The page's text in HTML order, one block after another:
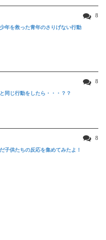
8
年を救った青年のさりげない行動
8
同じ行動をしたら・・・？？
8
子供たちの反応を集めてみたよ！